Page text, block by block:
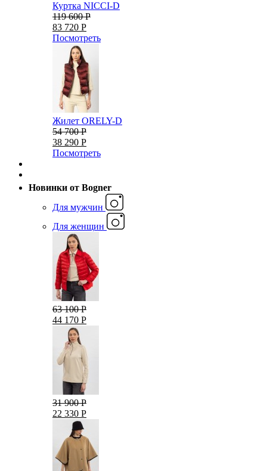
Куртка NICCI-D
119 600 Р
83 720 Р
Посмотреть
Жилет ORELY-D
54 700 Р
38 290 Р
Посмотреть
Новинки от Bogner
Для мужчин
Для женщин
63 100 Р
44 170 Р
31 900 Р
22 330 Р